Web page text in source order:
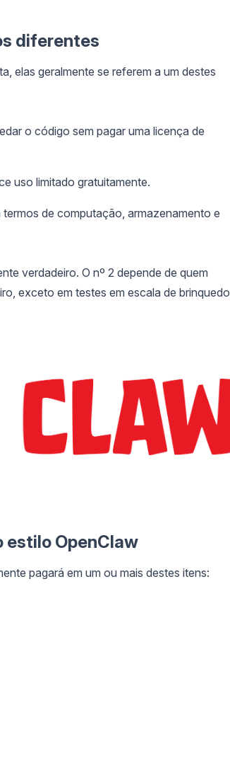
diferentes
elas geralmente se referem a um destes
o código sem pagar uma licença de
uso limitado gratuitamente.
de computação, armazenamento e
verdadeiro. O nº 2 depende de quem
exceto em testes em escala de
estilo OpenClaw
pagará em um ou mais destes itens: